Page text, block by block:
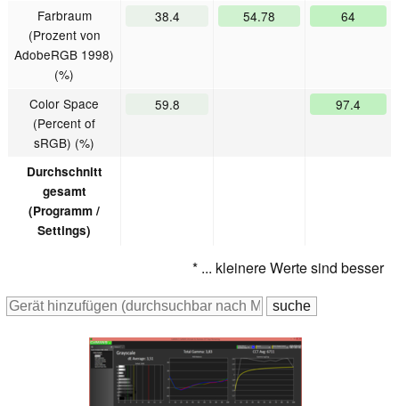
Farbraum
(Prozent von
AdobeRGB 1998)
(%)
38.4 54.78 64
Color Space
(Percent of
sRGB) (%)
59.8 97.4
Durchschnitt
gesamt
(Programm /
Settings)
* ... kleinere Werte sind besser